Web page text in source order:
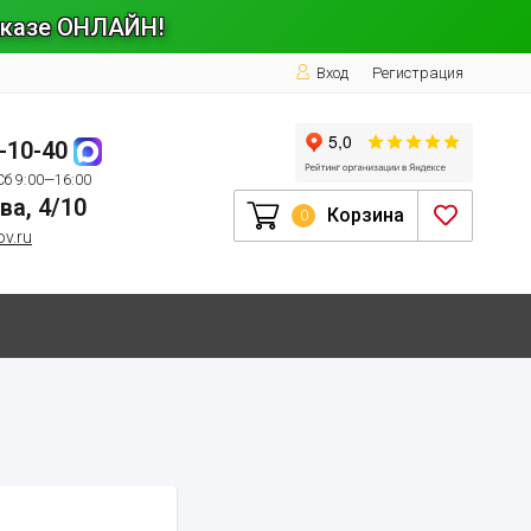
ОНЛАЙН!
Вход Регистрация
10-40
9:00—16:00
4/10 0 Корзина